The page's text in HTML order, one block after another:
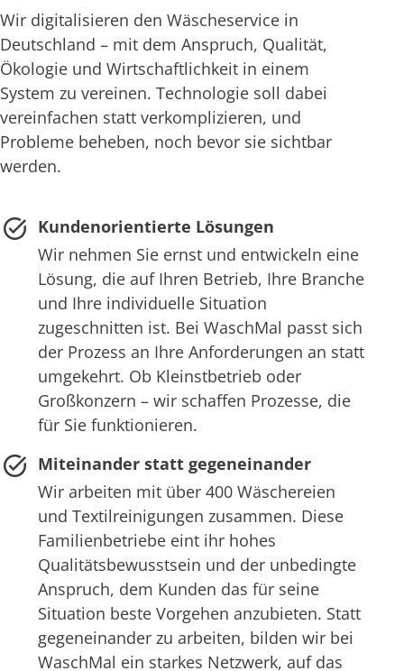
Wir digitalisieren den Wäscheservice in
Deutschland – mit dem Anspruch, Qualität,
Ökologie und Wirtschaftlichkeit in einem
System zu vereinen. Technologie soll dabei
vereinfachen statt verkomplizieren, und
Probleme beheben, noch bevor sie sichtbar
werden.
Kundenorientierte Lösungen
Wir nehmen Sie ernst und entwickeln eine
Lösung, die auf Ihren Betrieb, Ihre Branche
und Ihre individuelle Situation
zugeschnitten ist. Bei WaschMal passt sich
der Prozess an Ihre Anforderungen an statt
umgekehrt. Ob Kleinstbetrieb oder
Großkonzern – wir schaffen Prozesse, die
für Sie funktionieren.
Miteinander statt gegeneinander
Wir arbeiten mit über 400 Wäschereien
und Textilreinigungen zusammen. Diese
Familienbetriebe eint ihr hohes
Qualitätsbewusstsein und der unbedingte
Anspruch, dem Kunden das für seine
Situation beste Vorgehen anzubieten. Statt
gegeneinander zu arbeiten, bilden wir bei
WaschMal ein starkes Netzwerk, auf das